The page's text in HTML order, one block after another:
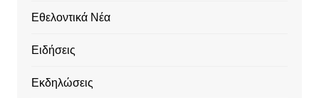
Εθελοντικά Νέα
Ειδήσεις
Εκδηλώσεις